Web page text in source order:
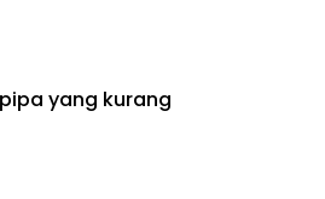
yang kurang